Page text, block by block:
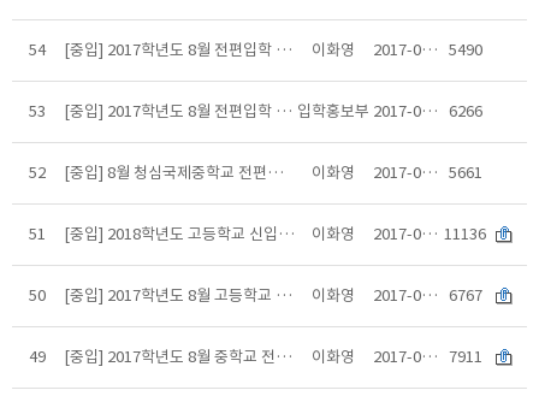
54 [중입] 2017학년도 8월 전편입학 2단계 면접전형 일정 안내(합격자발표안내) 이화영 2017-08-17 5490
53 [중입] 2017학년도 8월 전편입학 지원 현황 입학홍보부 2017-08-15 6266
52 [중입] 8월 청심국제중학교 전편입학 1단계 추첨 공지 이화영 2017-08-15 5661
51 [중입] 2018학년도 고등학교 신입학 전형요항(승인본) 이화영 2017-08-03 11136
50 [중입] 2017학년도 8월 고등학교 전편입학 실시안내(결원추가) 이화영 2017-07-28 6767
49 [중입] 2017학년도 8월 중학교 전편입학 실시안내(수정) 이화영 2017-07-28 7911